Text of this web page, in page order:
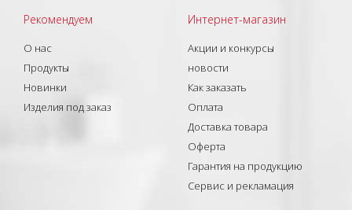
Рекомендуем
О нас
Продукты
Новинки
Изделия под заказ
Интернет-магазин
Акции и конкурсы
новости
Как заказать
Оплата
Доставка товара
Оферта
Гарантия на продукцию
Сервис и рекламация